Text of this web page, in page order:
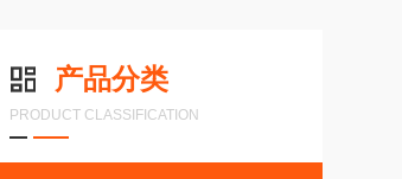
产品分类
PRODUCT CLASSIFICATION